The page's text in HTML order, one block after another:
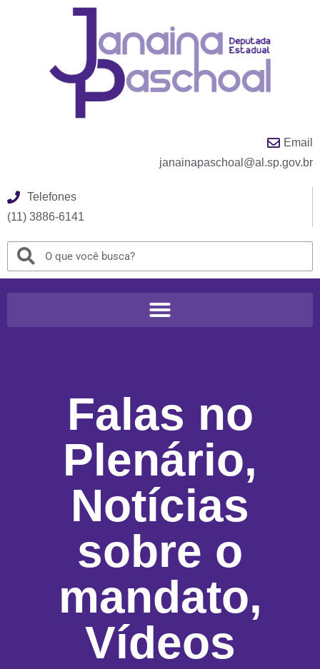
Email
janainapaschoal@al.sp.gov.br
Telefones
(11) 3886-6141
Falas no
Plenário,
Notícias
sobre o
mandato,
Vídeos